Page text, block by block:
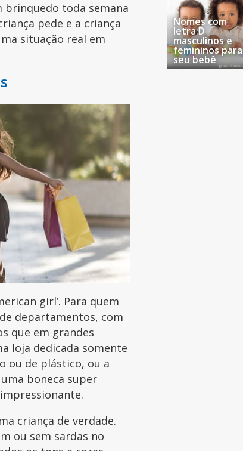
brinquedo toda semana
pede e a criança
situação real em
girl’. Para quem
departamentos, com
que em grandes
loja dedicada somente
ou de plástico, ou a
boneca super
criança de verdade.
ou sem sardas no
Nomes com
letra D
masculinos e
femininos para
seu bebê